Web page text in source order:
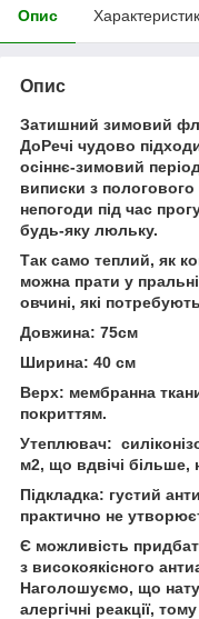
Опис
Опис
Затишний зимовий
ДоРечі чудово
осіннє-зимовий
виписки з
непогоди під час
будь-яку люльку.
Так само теплий, як
можна прати у
овчині, які
Довжина: 75см
Ширина: 40 см
Верх: мембранна
покриттям.
Утеплювач:
м2, що вдвічі більше,
Підкладка: густий
практично не
Є можливість
з високоякісного
Наголошуємо, що
алергічні реакції,